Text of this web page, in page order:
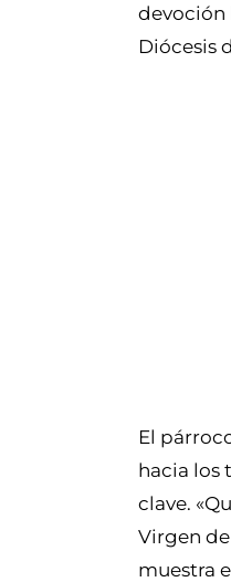
devoción
Diócesis
El
hacia los
clave.
Virgen
muestra